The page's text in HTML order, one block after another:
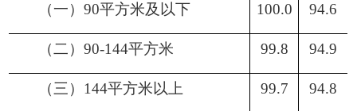
（一）90平方米及以下 100.0 94.6
（二）90-144平方米 99.8 94.9
（三） 144平方米以上 99.7 94.8